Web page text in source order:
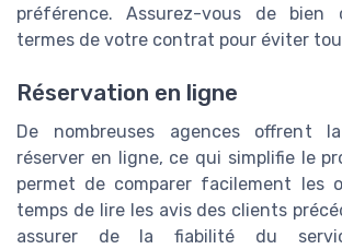
préférence. Assurez-vous de bien
termes de votre contrat pour éviter
Réservation en ligne
De nombreuses agences offrent
réserver en ligne, ce qui simplifie le
permet de comparer facilement les
temps de lire les avis des clients
assurer de la fiabilité du